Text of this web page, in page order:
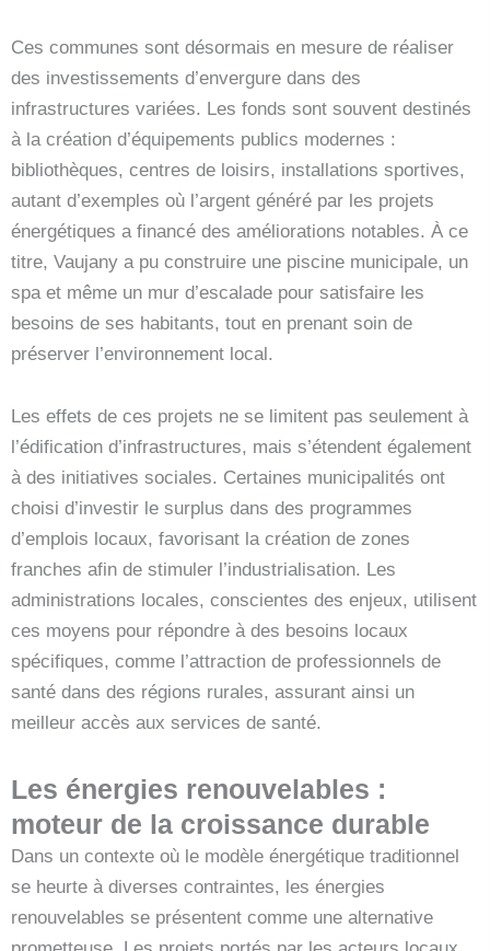
Ces communes sont désormais en mesure de réaliser
des investissements d’envergure dans des
infrastructures variées. Les fonds sont souvent destinés
à la création d’équipements publics modernes :
bibliothèques, centres de loisirs, installations sportives,
autant d’exemples où l’argent généré par les projets
énergétiques a financé des améliorations notables. À ce
titre, Vaujany a pu construire une piscine municipale, un
spa et même un mur d’escalade pour satisfaire les
besoins de ses habitants, tout en prenant soin de
préserver l’environnement local.
Les effets de ces projets ne se limitent pas seulement à
l’édification d’infrastructures, mais s’étendent également
à des initiatives sociales. Certaines municipalités ont
choisi d’investir le surplus dans des programmes
d’emplois locaux, favorisant la création de zones
franches afin de stimuler l’industrialisation. Les
administrations locales, conscientes des enjeux, utilisent
ces moyens pour répondre à des besoins locaux
spécifiques, comme l’attraction de professionnels de
santé dans des régions rurales, assurant ainsi un
meilleur accès aux services de santé.
Les énergies renouvelables :
moteur de la croissance durable
Dans un contexte où le modèle énergétique traditionnel
se heurte à diverses contraintes, les énergies
renouvelables se présentent comme une alternative